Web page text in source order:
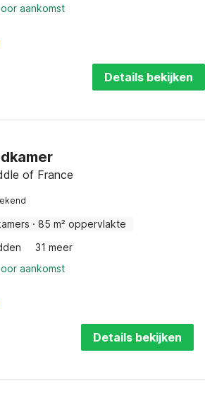
aankomst
Details bekijken
of France
· 85 m² oppervlakte
31 meer
aankomst
Details bekijken